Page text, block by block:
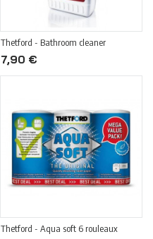
Thetford - Bathroom cleaner
7,90 €
Thetford - Aqua soft 6 rouleaux